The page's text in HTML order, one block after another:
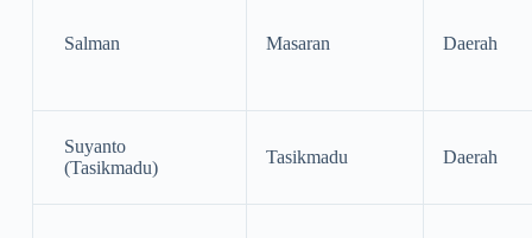
Salman Masaran Daerah
Suyanto
(Tasikmadu)
Tasikmadu Daerah